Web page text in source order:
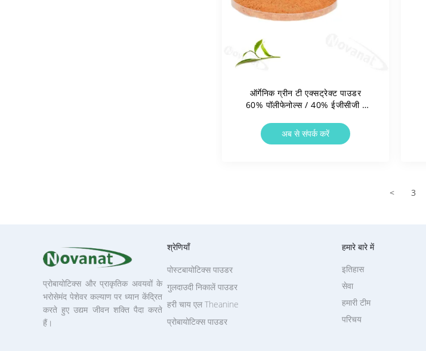
ऑर्गेनिक ग्रीन टी एक्सट्रेक्ट पाउडर
60% पॉलीफेनोल्स / 40% ईजीसीजी /
अब से संपर्क करें
< 3
प्रोबायोटिक्स और प्राकृतिक अवयवों के
भरोसेमंद पेशेवर कल्याण पर ध्यान केंद्रित
करते हुए उद्यम जीवन शक्ति पैदा करते
हैं।
श्रेणियाँ
प्रोबायोटिक्स पाउडर
पोस्टबायोटिक्स पाउडर
गुलदाउदी निकालें पाउडर
हरी चाय एल Theanine
हमारे बारे में
परिचय
इतिहास
सेवा
हमारी टीम